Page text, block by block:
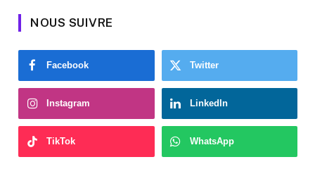
NOUS SUIVRE
Facebook Twitter
Instagram LinkedIn
TikTok WhatsApp